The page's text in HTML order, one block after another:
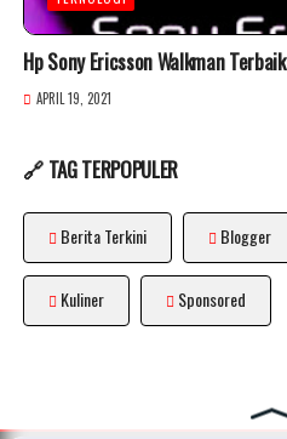
Hp Sony Ericsson Walkman Terbaik
APRIL 19, 2021
🔗 TAG TERPOPULER
Berita Terkini Blogger
Kuliner Sponsored